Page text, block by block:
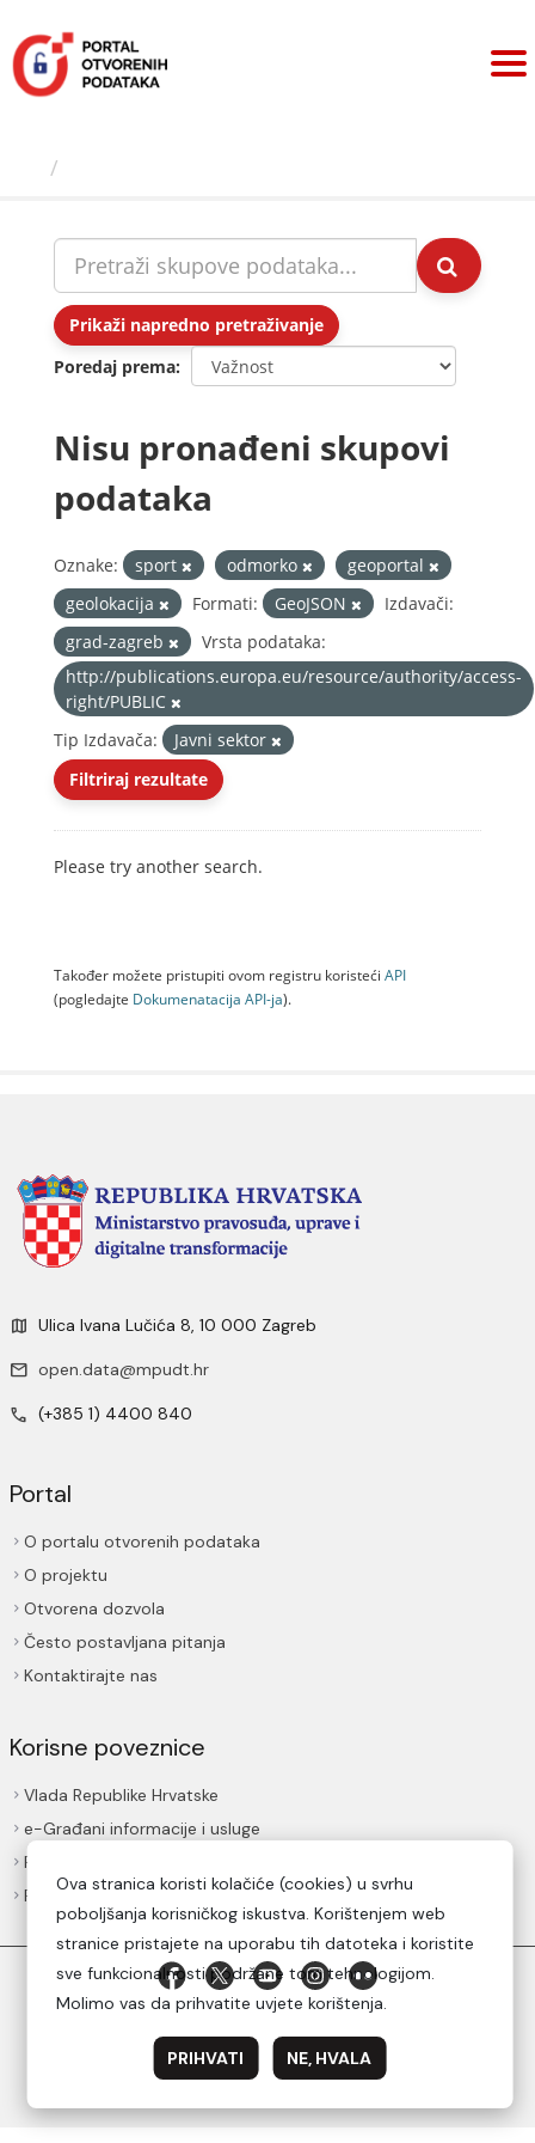
sadržaj
Prikaži napredno pretraživanje
Poredaj prema
Nisu pronađeni skupovi
podataka
Oznake: sport odmorko
geoportal
geolokacija
Formati: GeoJSON
Izdavači:
grad-zagreb
Vrsta podataka:
http://publications.europa.eu/resource/authority/access-
right/PUBLIC
Tip Izdavača:
Javni sektor
Filtriraj rezultate
Please try another search.
Također možete pristupiti ovom registru koristeći API
(pogledajte Dokumenаtаcijа API-jа).